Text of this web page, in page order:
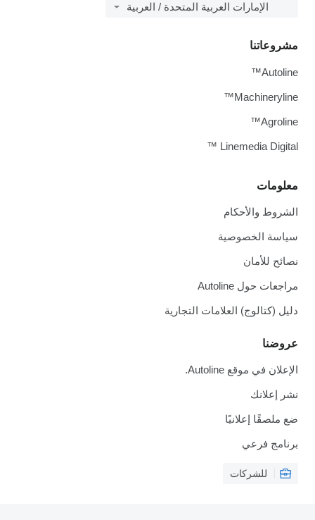
الإمارات العربية المتحدة / العربية
معلومات
الشروط والأحكام
سياسة الخصوصية
نصائح للأمان
مراجعات حول Autoline
دليل (كتالوج) العلامات التجارية
عروضنا
الإعلان في موقع Autoline.
نشر إعلانك
ضع ملصقًا إعلانيًا
برنامج فرعي
للشركات
مشروعاتنا
Autoline™
Machineryline™
Agroline™
Linemedia Digital ™